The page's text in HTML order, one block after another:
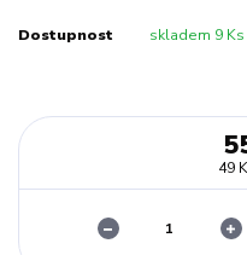
Dostupnost skladem 9 Ks
49